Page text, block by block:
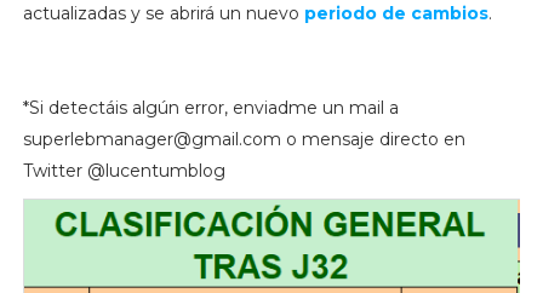
actualizadas y se abrirá un nuevo periodo de cambios.
*Si detectáis algún error, enviadme un mail a
superlebmanager@gmail.com o mensaje directo en
Twitter @lucentumblog